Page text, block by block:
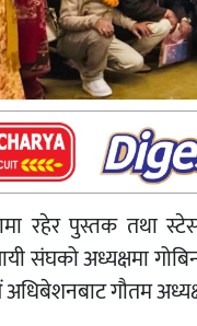
रहेर पुस्तक तथा
संघको अध्यक्षमा
गौतम अध्यक्ष